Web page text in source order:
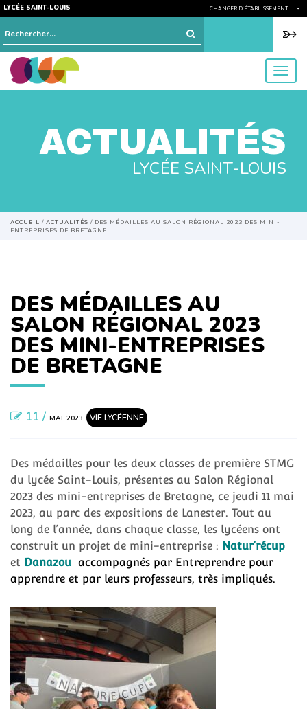
LYCÉE SAINT-LOUIS CHANGER D'ÉTABLISSEMENT
Rechercher :
menu
ACTUALITÉS
LYCÉE SAINT-LOUIS
ACCUEIL / ACTUALITÉS / DES MÉDAILLES AU SALON RÉGIONAL 2023 DES MINI-
ENTREPRISES DE BRETAGNE
DES MÉDAILLES AU
SALON RÉGIONAL 2023
DES MINI-ENTREPRISES
DE BRETAGNE
11 / MAI. 2023 VIE LYCÉENNE
Des médailles pour les deux classes de première STMG
du lycée Saint-Louis, présentes au Salon Régional
2023 des mini-entreprises de Bretagne, ce jeudi 11 mai
2023, au parc des expositions de Lanester. Tout au
long de l’année, dans chaque classe, les lycéens ont
construit un projet de mini-entreprise : Natur’récup
et Danazou accompagnés par Entreprendre pour
apprendre et par leurs professeurs, très impliqués.